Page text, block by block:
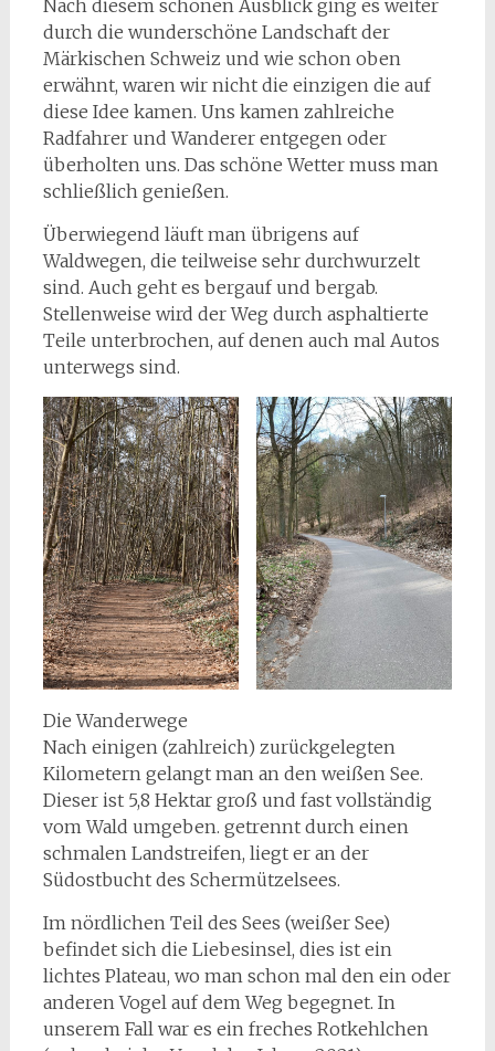
Nach diesem schönen Ausblick ging es weiter
durch die wunderschöne Landschaft der
Märkischen Schweiz und wie schon oben
erwähnt, waren wir nicht die einzigen die auf
diese Idee kamen. Uns kamen zahlreiche
Radfahrer und Wanderer entgegen oder
überholten uns. Das schöne Wetter muss man
schließlich genießen.
Überwiegend läuft man übrigens auf
Waldwegen, die teilweise sehr durchwurzelt
sind. Auch geht es bergauf und bergab.
Stellenweise wird der Weg durch asphaltierte
Teile unterbrochen, auf denen auch mal Autos
unterwegs sind.
Die Wanderwege
Nach einigen (zahlreich) zurückgelegten
Kilometern gelangt man an den weißen See.
Dieser ist 5,8 Hektar groß und fast vollständig
vom Wald umgeben. getrennt durch einen
schmalen Landstreifen, liegt er an der
Südostbucht des Schermützelsees.
Im nördlichen Teil des Sees (weißer See)
befindet sich die Liebesinsel, dies ist ein
lichtes Plateau, wo man schon mal den ein oder
anderen Vogel auf dem Weg begegnet. In
unserem Fall war es ein freches Rotkehlchen